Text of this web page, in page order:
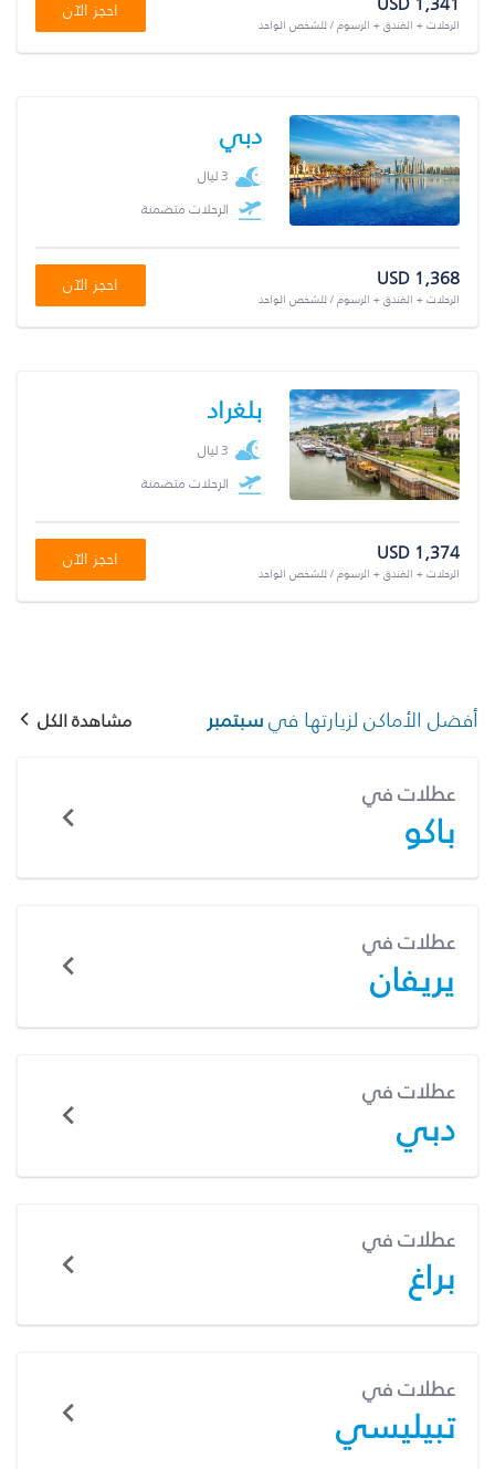
الرحلات + الفندق + الرسوم / للشخص الواحد
احجز الآن
دبي
3 ليال
الرحلات متضمنة
USD 1,368
الرحلات + الفندق + الرسوم / للشخص الواحد
احجز الآن
بلغراد
3 ليال
الرحلات متضمنة
USD 1,374
الرحلات + الفندق + الرسوم / للشخص الواحد
احجز الآن
أفضل الأماكن لزيارتها فيسبتمبر مشاهدة الكل
عطلات في
باكو
عطلات في
يريفان
عطلات في
دبي
عطلات في
براغ
عطلات في
تبيليسي